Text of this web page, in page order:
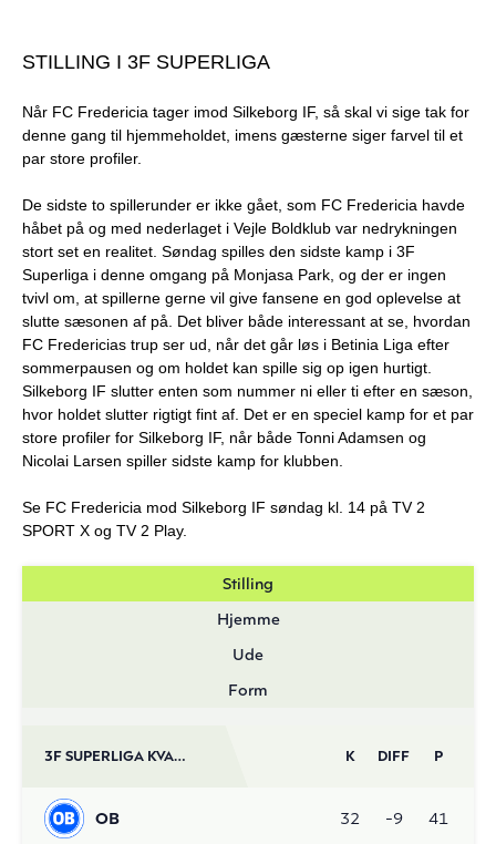
STILLING I 3F SUPERLIGA
Når FC Fredericia tager imod Silkeborg IF, så skal vi sige tak for
denne gang til hjemmeholdet, imens gæsterne siger farvel til et
par store profiler.
De sidste to spillerunder er ikke gået, som FC Fredericia havde
håbet på og med nederlaget i Vejle Boldklub var nedrykningen
stort set en realitet. Søndag spilles den sidste kamp i 3F
Superliga i denne omgang på Monjasa Park, og der er ingen
tvivl om, at spillerne gerne vil give fansene en god oplevelse at
slutte sæsonen af på. Det bliver både interessant at se, hvordan
FC Fredericias trup ser ud, når det går løs i Betinia Liga efter
sommerpausen og om holdet kan spille sig op igen hurtigt.
Silkeborg IF slutter enten som nummer ni eller ti efter en sæson,
hvor holdet slutter rigtigt fint af. Det er en speciel kamp for et par
store profiler for Silkeborg IF, når både Tonni Adamsen og
Nicolai Larsen spiller sidste kamp for klubben.
Se FC Fredericia mod Silkeborg IF søndag kl. 14 på TV 2
SPORT X og TV 2 Play.